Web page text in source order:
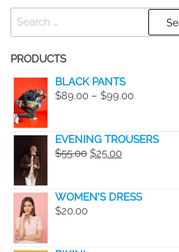
SEARCH
PRODUCTS
BLACK PANTS
$89.00 – $99.00PRICE
THROUGH
EVENING TROUSERS
$55.00 ORIGINAL
$55.00.
$25.00CURRENT
$25.00.
WOMEN'S DRESS
$20.00